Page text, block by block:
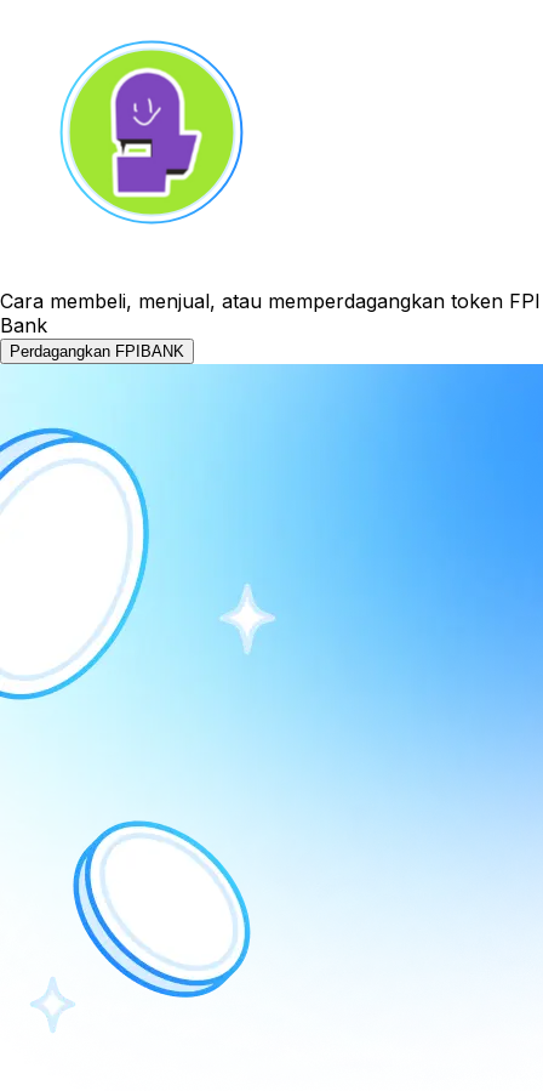
Cara membeli, menjual, atau memperdagangkan token FPI
Bank
Perdagangkan FPIBANK